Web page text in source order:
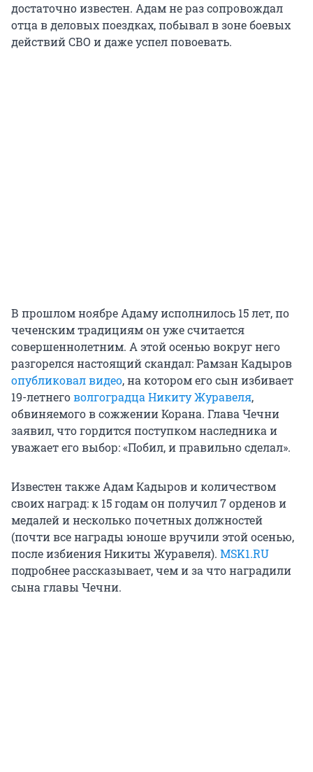
достаточно известен. Адам не раз сопровождал
отца в деловых поездках, побывал в зоне боевых
действий СВО и даже успел повоевать.
В прошлом ноябре Адаму исполнилось 15 лет, по
чеченским традициям он уже считается
совершеннолетним. А этой осенью вокруг него
разгорелся настоящий скандал: Рамзан Кадыров
опубликовал видео, на котором его сын избивает
19-летнеговолгоградца Никиту Журавеля,
обвиняемого в сожжении Корана. Глава Чечни
заявил, что гордится поступком наследника и
уважает его выбор: «Побил, и правильно сделал».
Известен также Адам Кадыров и количеством
своих наград: к 15 годам он получил 7 орденов и
медалей и несколько почетных должностей
(почти все награды юноше вручили этой осенью,
после избиения Никиты Журавеля). MSK1.RU
подробнее рассказывает, чем и за что наградили
сына главы Чечни.